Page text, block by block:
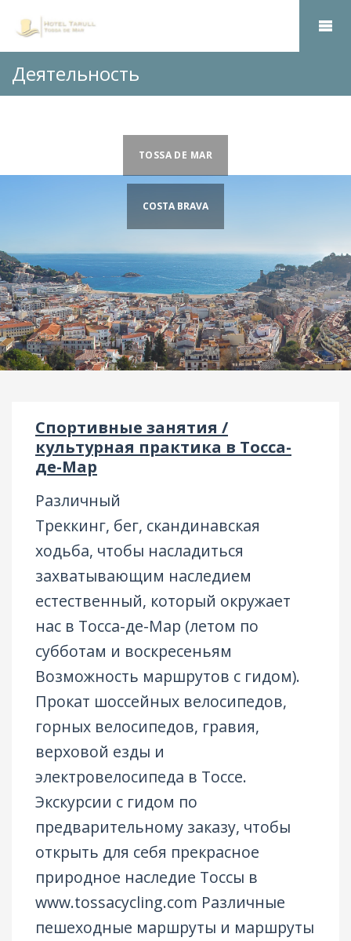
Деятельность
TOSSA DE MAR
COSTA BRAVA
Спортивные занятия /
культурная практика в Тосса-
де-Мар
Различный
Треккинг, бег, скандинавская
ходьба, чтобы насладиться
захватывающим наследием
естественный, который окружает
нас в Тосса-де-Мар (летом по
субботам и воскресеньям
Возможность маршрутов с гидом).
Прокат шоссейных велосипедов,
горных велосипедов, гравия,
верховой езды и
электровелосипеда в Тоссе.
Экскурсии с гидом по
предварительному заказу, чтобы
открыть для себя прекрасное
природное наследие Тоссы в
www.tossacycling.com Различные
пешеходные маршруты и маршруты